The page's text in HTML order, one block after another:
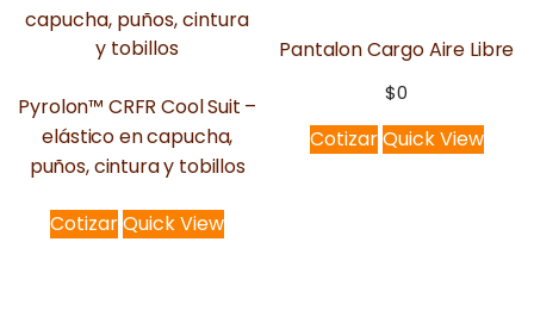
Pyrolon™ CRFR Cool Suit –
elástico en capucha,
puños, cintura y tobillos
CotizarQuick View
Pantalon Cargo Aire Libre
$0
CotizarQuick View